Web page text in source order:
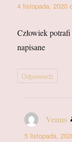
4 listopada, 2020
Człowiek
napisane
Odpowiedz
Venus
5 listopada,